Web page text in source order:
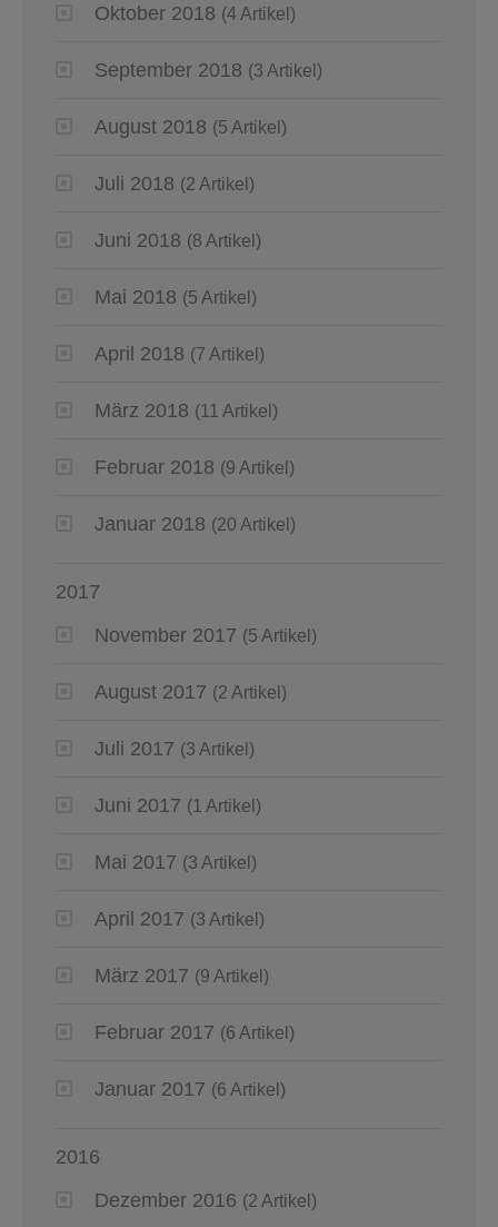
Oktober 2018 (4 Artikel)
September 2018 (3 Artikel)
August 2018 (5 Artikel)
Juli 2018 (2 Artikel)
Juni 2018 (8 Artikel)
Mai 2018 (5 Artikel)
April 2018 (7 Artikel)
März 2018 (11 Artikel)
Februar 2018 (9 Artikel)
Januar 2018 (20 Artikel)
2017
November 2017 (5 Artikel)
August 2017 (2 Artikel)
Juli 2017 (3 Artikel)
Juni 2017 (1 Artikel)
Mai 2017 (3 Artikel)
April 2017 (3 Artikel)
März 2017 (9 Artikel)
Februar 2017 (6 Artikel)
Januar 2017 (6 Artikel)
2016
Dezember 2016 (2 Artikel)